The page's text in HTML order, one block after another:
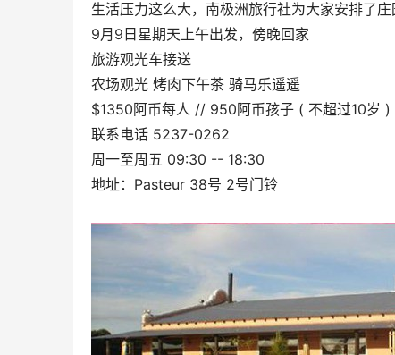
生活压力这么大，南极洲旅行社为大家安排了庄
9月9日星期天上午出发，傍晚回家
旅游观光车接送
农场观光 烤肉下午茶 骑马乐遥遥
$1350阿币每人 // 950阿币孩子 ( 不超过10岁 )
联系电话 5237-0262
周一至周五 09:30 -- 18:30
地址：Pasteur 38号 2号门铃